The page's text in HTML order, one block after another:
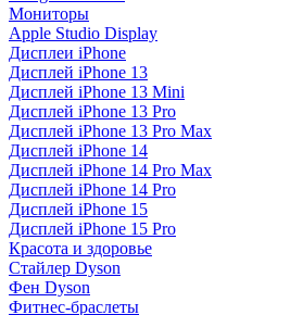
Мониторы
Apple Studio Display
Дисплеи iPhone
Дисплей iPhone 13
Дисплей iPhone 13 Mini
Дисплей iPhone 13 Pro
Дисплей iPhone 13 Pro Max
Дисплей iPhone 14
Дисплей iPhone 14 Pro Max
Дисплей iPhone 14 Pro
Дисплей iPhone 15
Дисплей iPhone 15 Pro
Красота и здоровье
Стайлер Dyson
Фен Dyson
Фитнес-браслеты